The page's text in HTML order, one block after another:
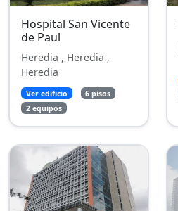
Hospital San Vicente
de Paul
Heredia , Heredia ,
Heredia
Ver edificio
6 pisos
2 equipos